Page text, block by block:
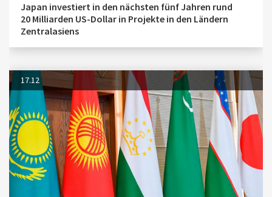
Japan investiert in den nächsten fünf Jahren rund
20 Milliarden US-Dollar in Projekte in den Ländern
Zentralasiens
17.12